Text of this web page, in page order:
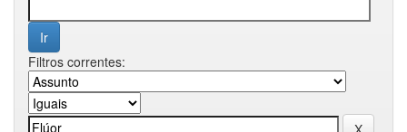
Filtros correntes: